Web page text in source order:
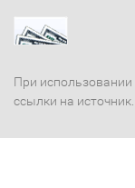
При использовании
ссылки на источник.